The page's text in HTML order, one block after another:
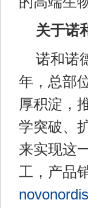
关于诺
诺和诺
年，总部
厚积淀，
学突破、
来实现这
工，产品